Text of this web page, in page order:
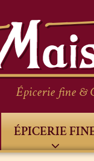
Épicerie fine &
ÉPICERIE